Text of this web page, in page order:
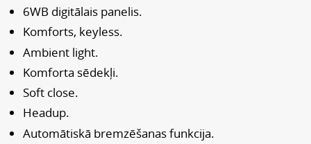
6WB digitālais panelis.
Komforts, keyless.
Ambient light.
Komforta sēdekļi.
Soft close.
Headup.
Automātiskā bremzēšanas funkcija.